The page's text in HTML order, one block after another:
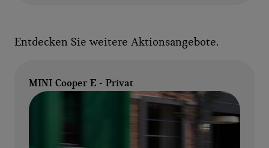
Entdecken Sie weitere Aktionsangebote.
MINI Cooper E - Privat